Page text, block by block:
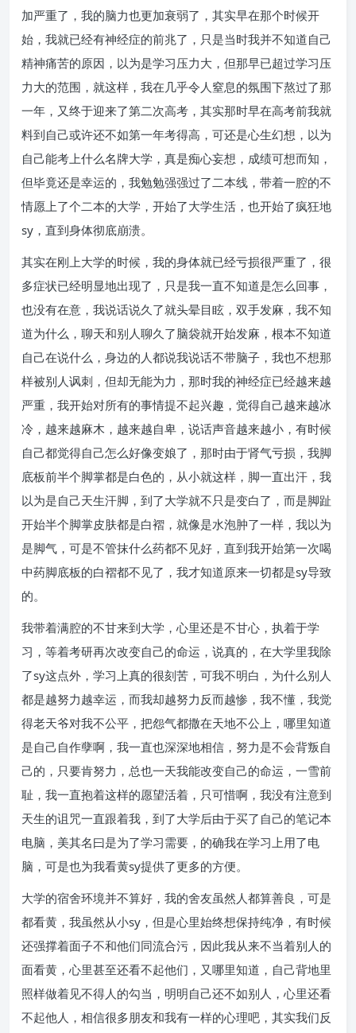
加严重了，我的脑力也更加衰弱了，其实早在那个时候开
始，我就已经有神经症的前兆了，只是当时我并不知道自己
精神痛苦的原因，以为是学习压力大，但那早已超过学习压
力大的范围，就这样，我在几乎令人窒息的氛围下熬过了那
一年，又终于迎来了第二次高考，其实那时早在高考前我就
料到自己或许还不如第一年考得高，可还是心生幻想，以为
自己能考上什么名牌大学，真是痴心妄想，成绩可想而知，
但毕竟还是幸运的，我勉勉强强过了二本线，带着一腔的不
情愿上了个二本的大学，开始了大学生活，也开始了疯狂地
sy，直到身体彻底崩溃。
其实在刚上大学的时候，我的身体就已经亏损很严重了，很
多症状已经明显地出现了，只是我一直不知道是怎么回事，
也没有在意，我说话说久了就头晕目眩，双手发麻，我不知
道为什么，聊天和别人聊久了脑袋就开始发麻，根本不知道
自己在说什么，身边的人都说我说话不带脑子，我也不想那
样被别人讽刺，但却无能为力，那时我的神经症已经越来越
严重，我开始对所有的事情提不起兴趣，觉得自己越来越冰
冷，越来越麻木，越来越自卑，说话声音越来越小，有时候
自己都觉得自己怎么好像变娘了，那时由于肾气亏损，我脚
底板前半个脚掌都是白色的，从小就这样，脚一直出汗，我
以为是自己天生汗脚，到了大学就不只是变白了，而是脚趾
开始半个脚掌皮肤都是白褶，就像是水泡肿了一样，我以为
是脚气，可是不管抹什么药都不见好，直到我开始第一次喝
中药脚底板的白褶都不见了，我才知道原来一切都是sy导致
的。
我带着满腔的不甘来到大学，心里还是不甘心，执着于学
习，等着考研再次改变自己的命运，说真的，在大学里我除
了sy这点外，学习上真的很刻苦，可我不明白，为什么别人
都是越努力越幸运，而我却越努力反而越惨，我不懂，我觉
得老天爷对我不公平，把怨气都撒在天地不公上，哪里知道
是自己自作孽啊，我一直也深深地相信，努力是不会背叛自
己的，只要肯努力，总也一天我能改变自己的命运，一雪前
耻，我一直抱着这样的愿望活着，只可惜啊，我没有注意到
天生的诅咒一直跟着我，到了大学后由于买了自己的笔记本
电脑，美其名曰是为了学习需要，的确我在学习上用了电
脑，可是也为我看黄sy提供了更多的方便。
大学的宿舍环境并不算好，我的舍友虽然人都算善良，可是
都看黄，我虽然从小sy，但是心里始终想保持纯净，有时候
还强撑着面子不和他们同流合污，因此我从来不当着别人的
面看黄，心里甚至还看不起他们，又哪里知道，自己背地里
照样做着见不得人的勾当，明明自己还不如别人，心里还看
不起他人，相信很多朋友和我有一样的心理吧，其实我们反